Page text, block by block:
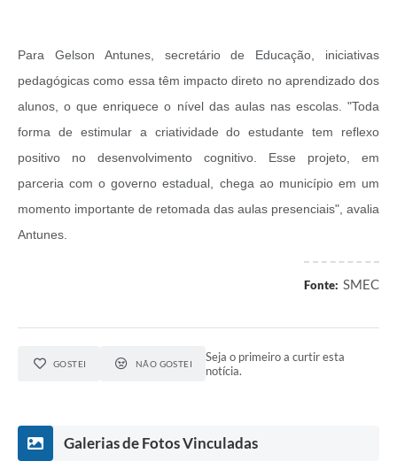
Para Gelson Antunes, secretário de Educação, iniciativas
pedagógicas como essa têm impacto direto no aprendizado dos
alunos, o que enriquece o nível das aulas nas escolas. "Toda
forma de estimular a criatividade do estudante tem reflexo
positivo no desenvolvimento cognitivo. Esse projeto, em
parceria com o governo estadual, chega ao município em um
momento importante de retomada das aulas presenciais", avalia
Antunes.
Fonte: SMEC
GOSTEI NÃO GOSTEI
Seja o primeiro a curtir esta
notícia.
Galerias de Fotos Vinculadas